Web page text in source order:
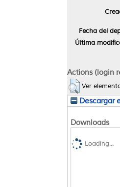
Fecha del
Última
Actions (login
Ver
Descargar
Downloads
Loading...